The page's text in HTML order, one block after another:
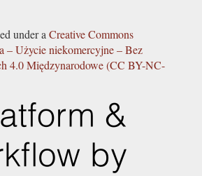
under a Creative Commons
– Użycie niekomercyjne – Bez
4.0 Międzynarodowe (CC BY-NC-